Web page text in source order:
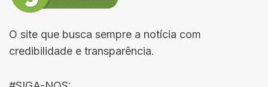
O site que busca sempre a notícia com
credibilidade e transparência.